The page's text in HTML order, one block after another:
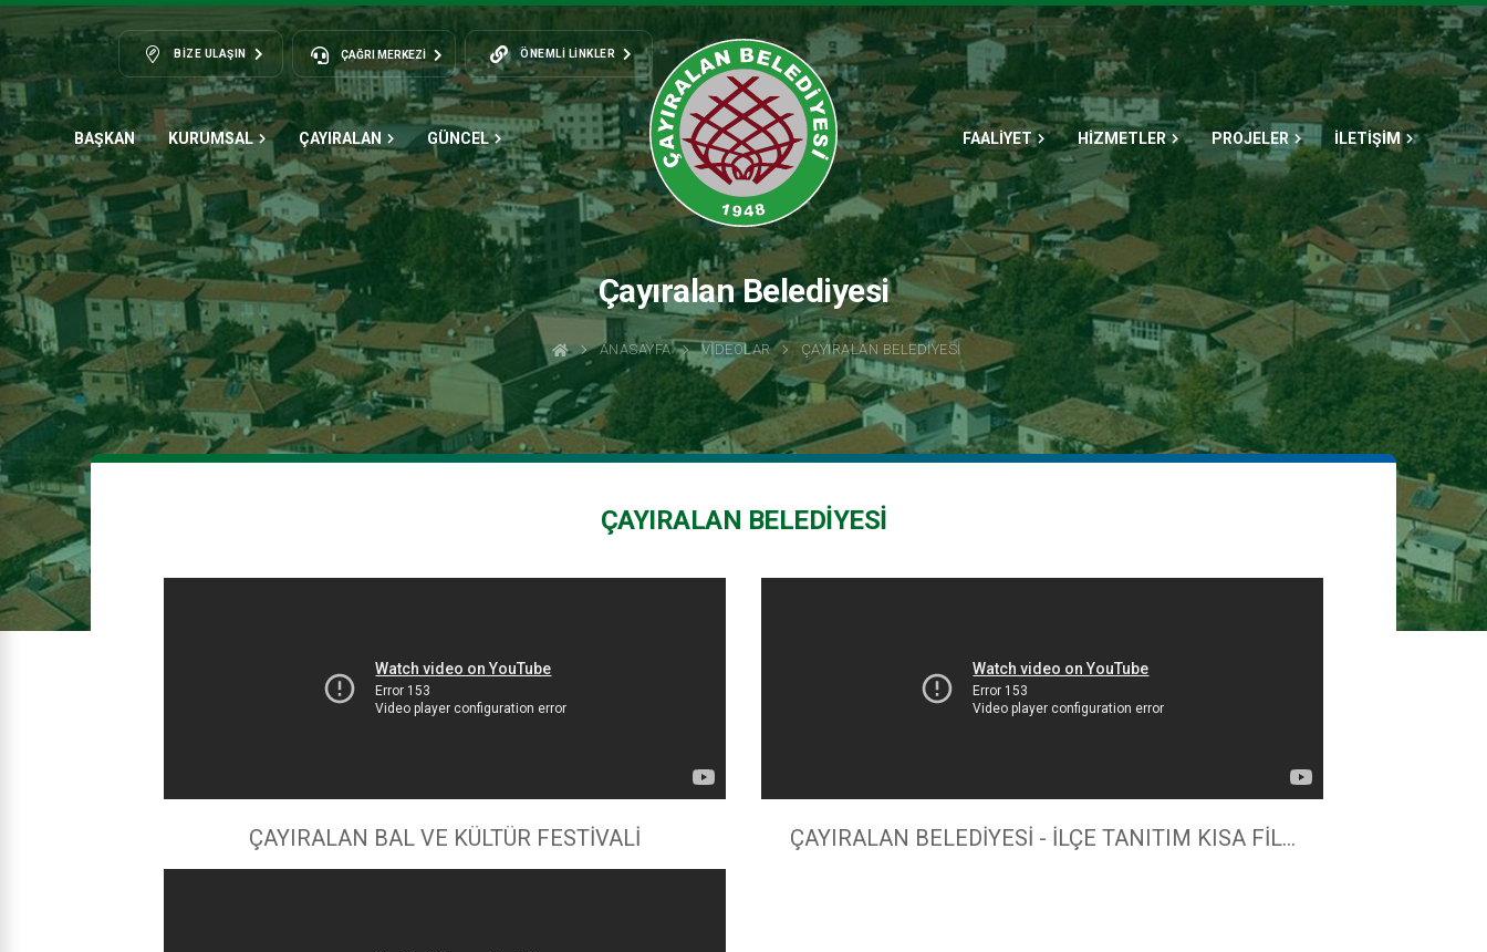
BIZE ULAŞIN ÇAĞRI MERKEZİ ÖNEMLI LINKLER
BAŞKAN KURUMSAL ÇAYIRALAN GÜNCEL FAALİYET HİZMETLER PROJELER İLETİŞİM
Çayıralan Belediyesi
ANASAYFA VIDEOLAR ÇAYIRALAN BELEDIYESI
ÇAYIRALAN BELEDIYESI
ÇAYIRALAN BAL VE KÜLTÜR FESTİVALİ ÇAYIRALAN BELEDİYESİ - İLÇE TANITIM KISA FİL...